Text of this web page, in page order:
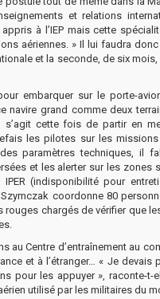
et relations
à l’IEP mais cette
aériennes. » Il lui faudra
et la seconde, de six
embarquer sur le porte-
navire grand comme deux
cette fois de partir en
les pilotes sur les
paramètres techniques, il
et les alerter sur les zones
(indisponibilité pour
coordonne 80
rouges chargés de vérifier que
au Centre d’entraînement au
et à l’étranger… « Je
pour les appuyer », raconte-t-
utilisé par les militaires du